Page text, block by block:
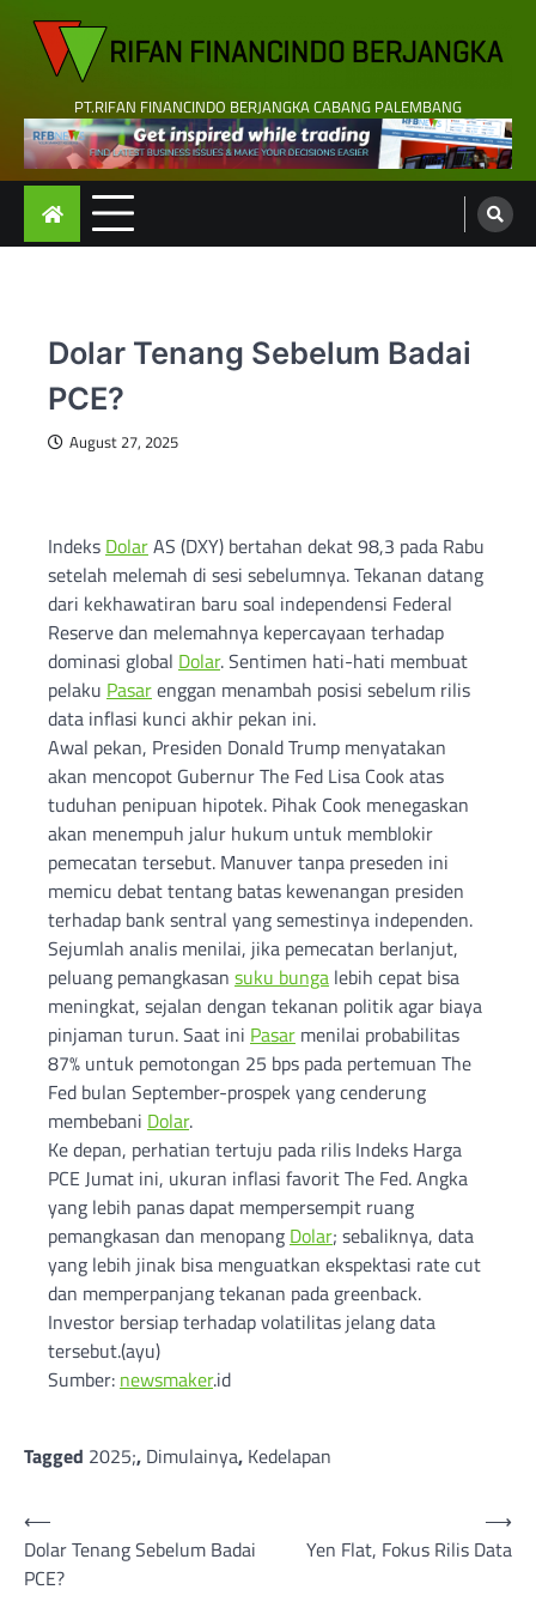
content
PT.RIFAN FINANCINDO BERJANGKA CABANG PALEMBANG
Dolar Tenang Sebelum Badai
PCE?
August 27, 2025
Indeks DolarAS (DXY) bertahan dekat 98,3 pada Rabu
setelah melemah di sesi sebelumnya. Tekanan datang
dari kekhawatiran baru soal independensi Federal
Reserve dan melemahnya kepercayaan terhadap
dominasi global Dolar. Sentimen hati-hati membuat
pelaku Pasarenggan menambah posisi sebelum rilis
data inflasi kunci akhir pekan ini.
Awal pekan, Presiden Donald Trump menyatakan
akan mencopot Gubernur The Fed Lisa Cook atas
tuduhan penipuan hipotek. Pihak Cook menegaskan
akan menempuh jalur hukum untuk memblokir
pemecatan tersebut. Manuver tanpa preseden ini
memicu debat tentang batas kewenangan presiden
terhadap bank sentral yang semestinya independen.
Sejumlah analis menilai, jika pemecatan berlanjut,
peluang pemangkasan suku bunga lebih cepat bisa
meningkat, sejalan dengan tekanan politik agar biaya
pinjaman turun. Saat ini Pasar menilai probabilitas
87% untuk pemotongan 25 bps pada pertemuan The
Fed bulan September-prospek yang cenderung
membebani Dolar.
Ke depan, perhatian tertuju pada rilis Indeks Harga
PCE Jumat ini, ukuran inflasi favorit The Fed. Angka
yang lebih panas dapat mempersempit ruang
pemangkasan dan menopang Dolar; sebaliknya, data
yang lebih jinak bisa menguatkan ekspektasi rate cut
dan memperpanjang tekanan pada greenback.
Investor bersiap terhadap volatilitas jelang data
tersebut.(ayu)
Sumber: newsmaker.id
Tagged 2025;, Dimulainya, Kedelapan
Post
navigation
⟵
Dolar Tenang Sebelum Badai
PCE?
Yen Flat, Fokus Rilis Data
⟶